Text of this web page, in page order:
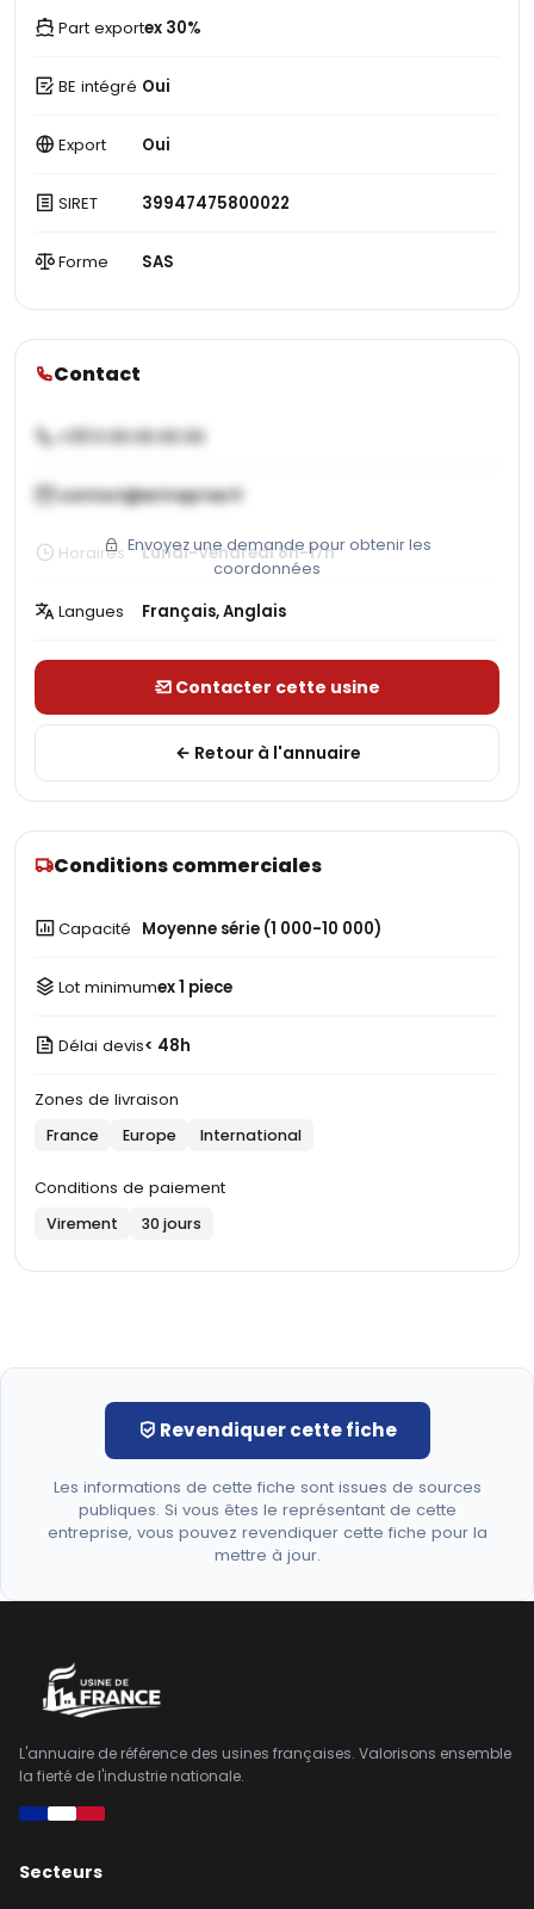
Part exportex 30%
BE intégré Oui
Export Oui
SIRET 39947475800022
Forme SAS
Contact
+33 X XX XX XX XX
contact@entreprise.fr
Envoyez une demande pour obtenir les
coordonnées
Horaires Lundi-Vendredi 8h-17h
Langues Français, Anglais
Contacter cette usine
Retour à l'annuaire
Conditions commerciales
Capacité Moyenne série (1 000-10 000)
Lot minimumex 1 piece
Délai devis< 48h
Zones de livraison
France Europe International
Conditions de paiement
Virement 30 jours
Revendiquer cette fiche
Les informations de cette fiche sont issues de sources
publiques. Si vous êtes le représentant de cette
entreprise, vous pouvez revendiquer cette fiche pour la
mettre à jour.
L'annuaire de référence des usines françaises. Valorisons ensemble
la fierté de l'industrie nationale.
Secteurs